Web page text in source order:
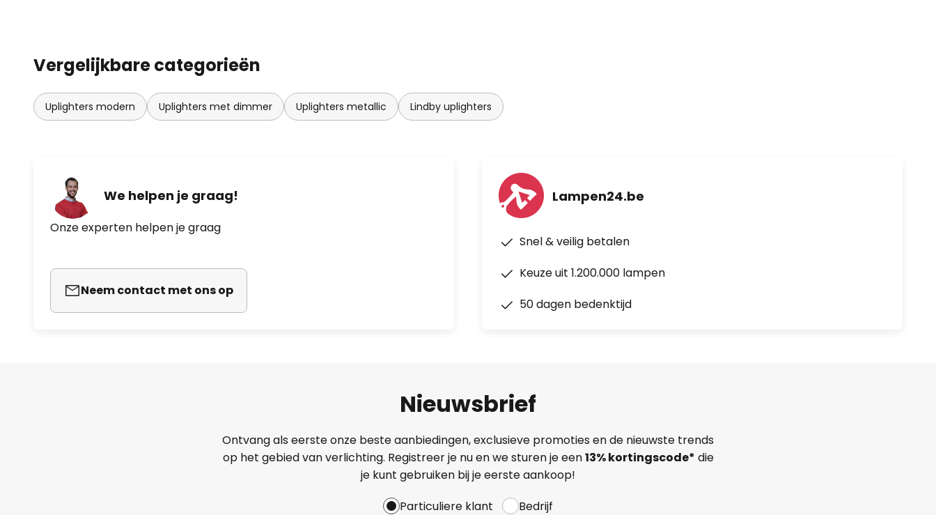
LED's worden verlicht, betekent dat een goede energie-
efficiëntie kan worden bereikt, wat helder licht en een laag
energieverbruik belooft.
Vergelijkbare categorieën
Uplighters modern Uplighters met dimmer Uplighters metallic Lindby uplighters
We helpen je graag!
Onze experten helpen je graag
Neem contact met ons op
Lampen24.be
Snel & veilig betalen
Keuze uit 1.200.000 lampen
50 dagen bedenktijd
Nieuwsbrief
Ontvang als eerste onze beste aanbiedingen, exclusieve promoties en de nieuwste trends
op het gebied van verlichting. Registreer je nu en we sturen je een13%kortingscode* die
je kunt gebruiken bij je eerste aankoop!
Particuliere klant
Bedrijf